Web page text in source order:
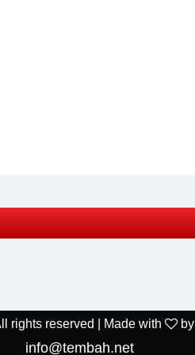
rights reserved | Made with by
info@tembah.net